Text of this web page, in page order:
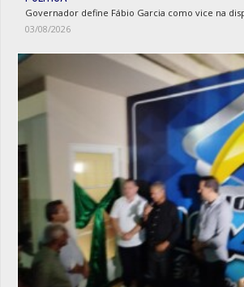
Governador define Fábio Garcia como vice na
03/08/2026